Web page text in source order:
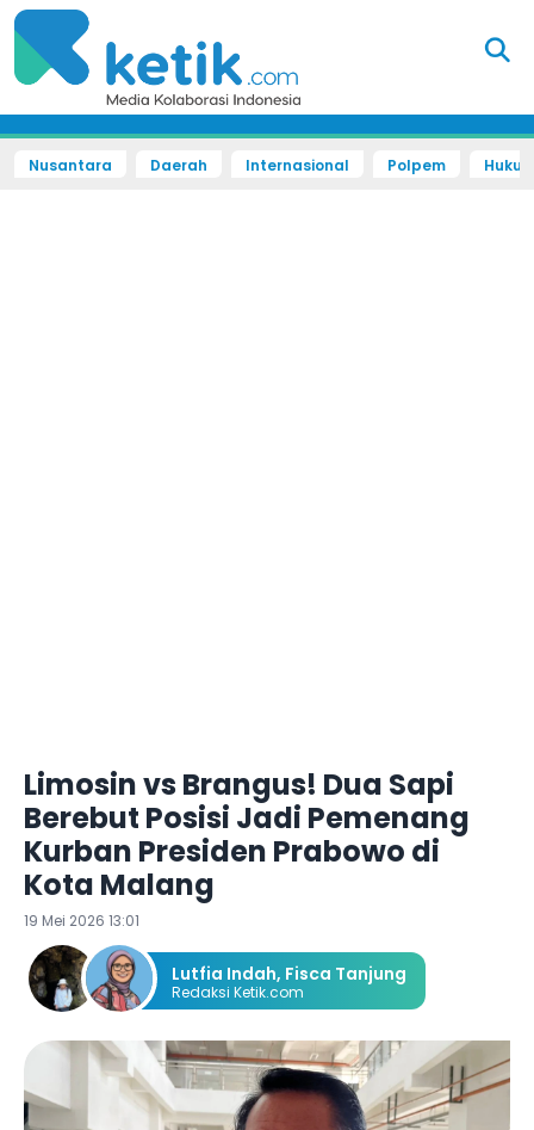
Nusantara Daerah Internasional Polpem
Limosin vs Brangus! Dua Sapi
Berebut Posisi Jadi Pemenang
Kurban Presiden Prabowo di
Kota Malang
19 Mei 2026 13:01
Lutfia Indah, Fisca Tanjung
Redaksi Ketik.com